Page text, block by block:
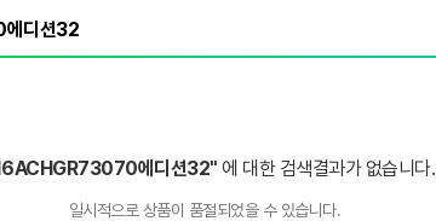
에디션32"에 대한 검색결과가 없습니다.
일시적으로 상품이 품절되었을 수 있습니다.